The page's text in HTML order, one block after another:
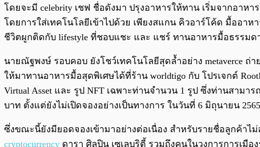
โดยจะมี celebrity เชฟ ชื่อดังมา ปรุงอาหารให้ทาน เริ่มจากอา
โดยการใส่เทคโนโลยีเข้าไปด้วย เพียงสแกน คิวอาร์โค้ด มื้ออา
ชีวิตผูกติดกับ lifestyle ที่ชอบแชะ และ แชร์ ทานอาหารมื้อธรรมด
นายณัฐพงษ์ รอบคอบ ยังโชว์เทคโนโลยีสุดล้ำอย่าง metaverce ถ่า
ให้มาทานอาหารมื้อสุดพิเศษได้ที่ร้าน worldtigo กับ โปรเจกต์
Virtual Asset และ รูป NFT เฉพาะท่านจำนวน 1 รูป ซึ่งท่านสามา
บาท ตั้งแต่ยังไม่เปิดจองอย่างเป็นทางการ ในวันที่ 6 มิถุนายน 2565
ซึ่งขณะนี้ยังมียอดจองเข้ามาอย่างต่อเนื่อง สำหรับรายชื่อลูกค้าไ
cryptocurrency ดารา ศิลปิน เซเลบริตี้ รวมถึงคนในวงการการเมือ